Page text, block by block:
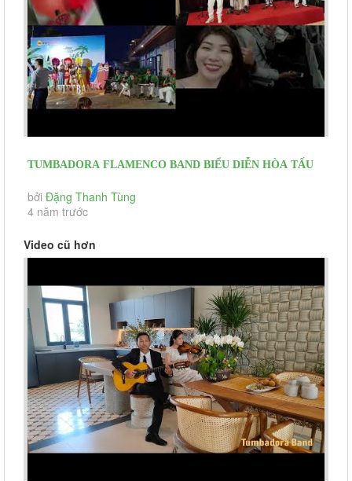
TUMBADORA FLAMENCO BAND BIỂU DIỄN HÒA TẤU
FLAMENCO HAWAII ĐÓN KHÁCH...
bởi Đặng Thanh Tùng
4 năm trước
Video cũ hơn